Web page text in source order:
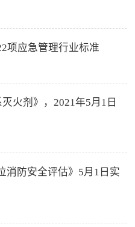
项应急管理行业标准
火剂》，2021年5月1日
消防安全评估》5月1日实